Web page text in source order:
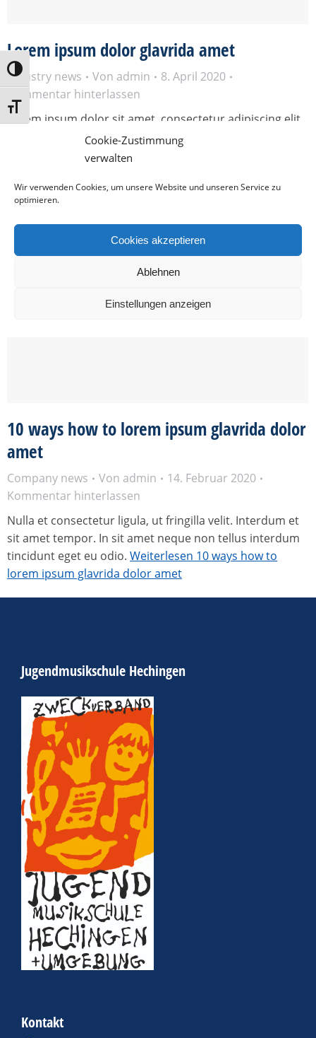
Cookie-Zustimmung
verwalten
Wir verwenden Cookies, um unsere Website und unseren Service zu
optimieren.
Cookies akzeptieren
Ablehnen
Einstellungen anzeigen
Umschalten auf hohe Kontraste
Schrift vergrößern
Lorem ipsum dolor glavrida amet
Industry news Von admin
8. April 2020
Kommentar hinterlassen
Lorem ipsum dolor sit amet, consectetur adipiscing elit,
sed do eiusmod tempor incididunt ut labore et dolore
magna aliqua. Ut enim ad minim veniam.
10 ways how to lorem ipsum glavrida dolor
amet
Company news Von admin
14. Februar 2020
Kommentar hinterlassen
Nulla et consectetur ligula, ut fringilla velit. Interdum et
sit amet tempor. In sit amet neque non tellus interdum
tincidunt eget eu odio. Weiterlesen 10 ways how to
lorem ipsum glavrida dolor amet
Jugendmusikschule Hechingen
Kontakt